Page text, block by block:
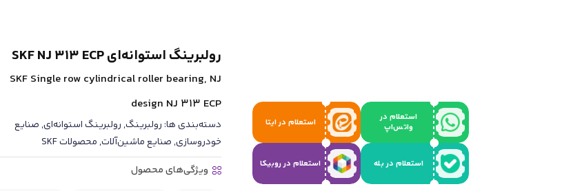
استعلام در
واتس‌اپ
استعلام در ایتا
استعلام در بله استعلام در روبیکا
رولبرینگ استوانه‌ای SKF NJ 313 ECP
SKF Single row cylindrical roller bearing, NJ
design NJ 313 ECP
دسته‌بندی ها: رولبرینگ,رولبرینگ استوانه‌ای,صنایع
خودروسازی,صنایع ماشین‌آلات,محصولات SKF
ویژگی‌های محصول